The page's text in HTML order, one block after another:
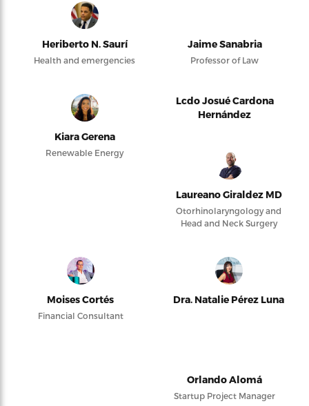
Heriberto N. Saurí
Health and emergencies
Jaime Sanabria
Professor of Law
Kiara Gerena
Renewable Energy
Lcdo Josué Cardona
Hernández
Laureano Giraldez MD
Otorhinolaryngology and
Head and Neck Surgery
Moises Cortés
Financial Consultant
Dra. Natalie Pérez Luna
Orlando Alomá
Startup Project Manager